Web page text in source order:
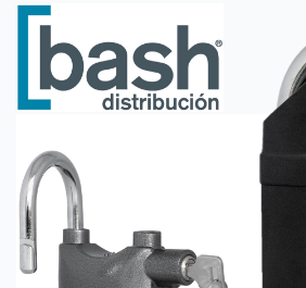
Previous